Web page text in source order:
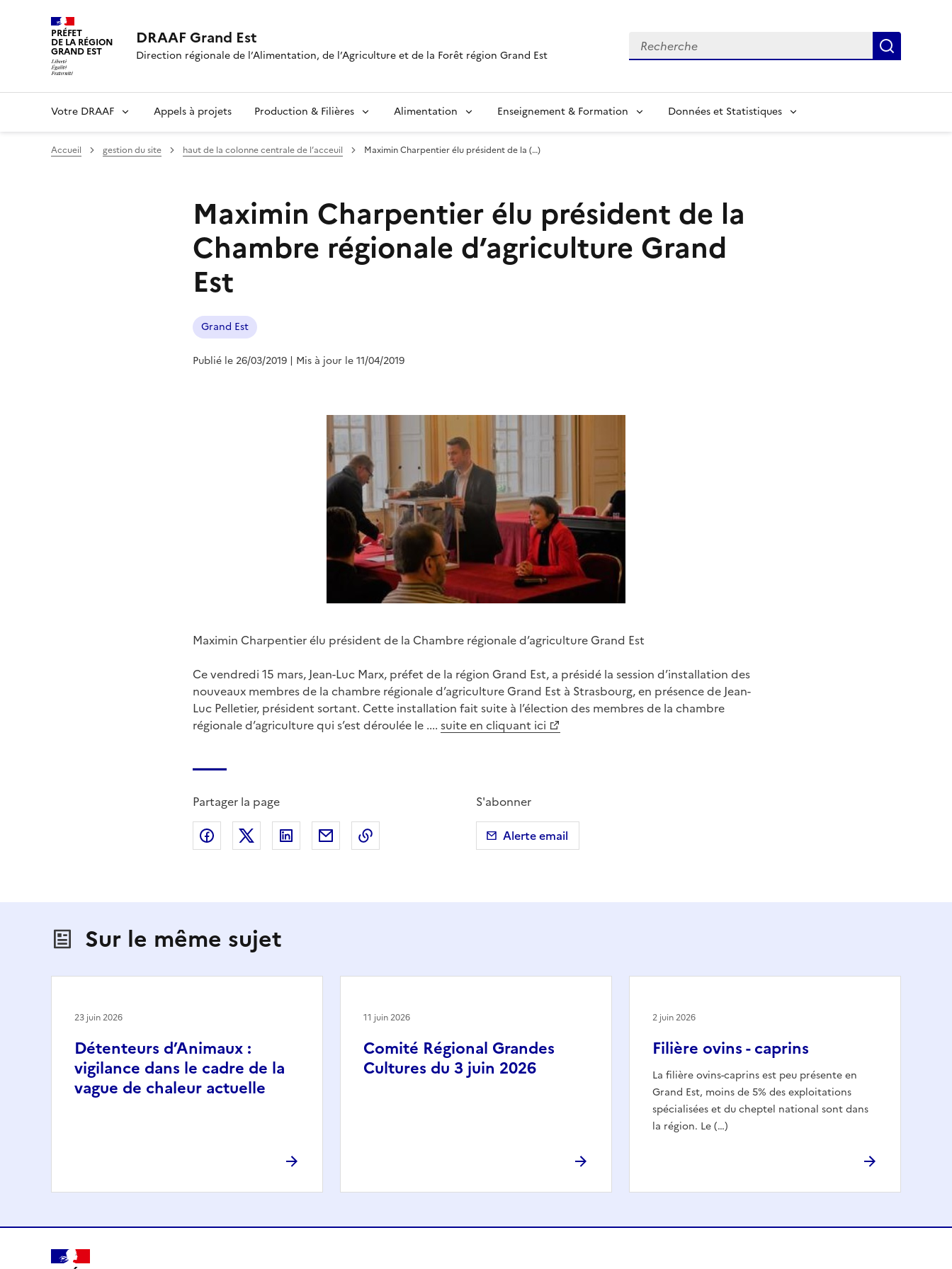
PRÉFET
DE LA RÉGION
GRAND EST
DRAAF Grand Est
Direction régionale de l’Alimentation, de l’Agriculture et de la Forêt région Grand Est
Recherche
Votre DRAAF Appels à projets Production & Filières Alimentation Enseignement & Formation Données et Statistiques
Accueil gestion du site haut de la colonne centrale de l’acceuil Maximin Charpentier élu président de la (…)
Maximin Charpentier élu président de la
Chambre régionale d’agriculture Grand
Est
Grand Est
Publié le 26/03/2019 | Mis à jour le 11/04/2019
Maximin Charpentier élu président de la Chambre régionale d’agriculture Grand Est
Ce vendredi 15 mars, Jean-Luc Marx, préfet de la région Grand Est, a présidé la session d’installation des
nouveaux membres de la chambre régionale d’agriculture Grand Est à Strasbourg, en présence de Jean-
Luc Pelletier, président sortant. Cette installation fait suite à l’élection des membres de la chambre
régionale d’agriculture qui s’est déroulée le .... suite en cliquant ici
Partager la page
Partager sur Facebook
Partager sur X (anciennement Twitter)
Partager sur LinkedIn
Partager par emailCopier dans le presse-papier
S'abonner
Alerte email
Sur le même sujet
Détenteurs d’Animaux :
vigilance dans le cadre de la
vague de chaleur actuelle
23 juin 2026
Comité Régional Grandes
Cultures du 3 juin 2026
11 juin 2026
Filière ovins - caprins
La filière ovins-caprins est peu présente en
Grand Est, moins de 5% des exploitations
spécialisées et du cheptel national sont dans
la région. Le (…)
2 juin 2026